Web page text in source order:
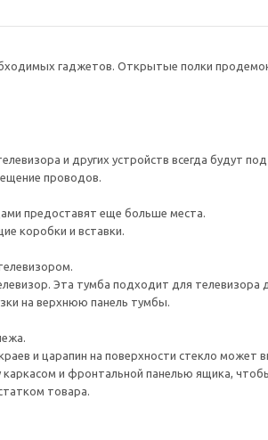
гаджетов. Открытые полки
и других устройств всегда будут под
проводов.
предоставят еще больше места.
коробки и вставки.
Эта тумба подходит для
на верхнюю панель тумбы.
и царапин на поверхности стекло может
и фронтальной панелью ящика,
товара.